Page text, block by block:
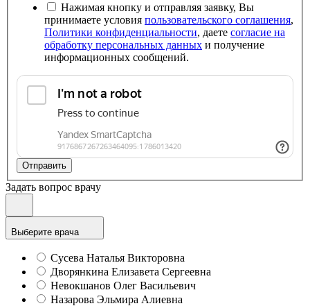
Нажимая кнопку и отправляя заявку, Вы
принимаете условия пользовательского соглашения,
Политики конфиденциальности, даете согласие на
обработку персональных данных и получение
информационных сообщений.
Отправить
Задать вопрос врачу
Выберите врача
Сусева Наталья Викторовна
Дворянкина Елизавета Сергеевна
Невокшанов Олег Васильевич
Назарова Эльмира Алиевна